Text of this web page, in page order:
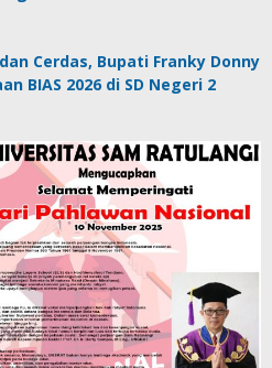
Cerdas, Bupati Franky Donny
BIAS 2026 di SD Negeri 2